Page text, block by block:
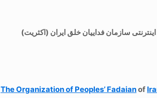
سازمان فداییان خلق ایران (اکثریت)
The Organization of Peoples’ Fadaianof